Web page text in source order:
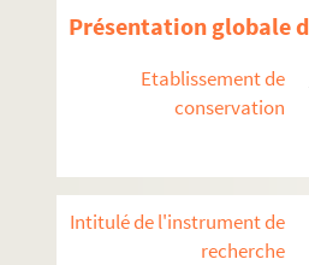
Présentation globale
Etablissement de
conservation
Intitulé de l'instrument de
recherche
4-AFF-005226-
4-AFF-005226-
4-AFF-005226-
4-AFF-005226-
4-AFF-005226-